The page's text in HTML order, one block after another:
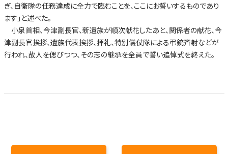
ぎ、自衛隊の任務達成に全力で臨むことを、ここにお誓いするものであり
ます｣と述べた。
小泉首相、今津副長官、新遺族が順次献花したあと、関係者の献花、今
津副長官挨拶、遺族代表挨拶、拝礼、特別儀仗隊による弔銃斉射などが
行われ、故人を偲びつつ、その志の継承を全員で誓い追悼式を終えた。